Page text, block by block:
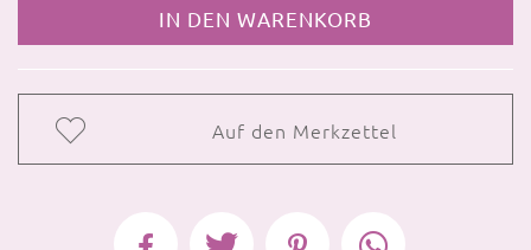
Auf den Merkzettel